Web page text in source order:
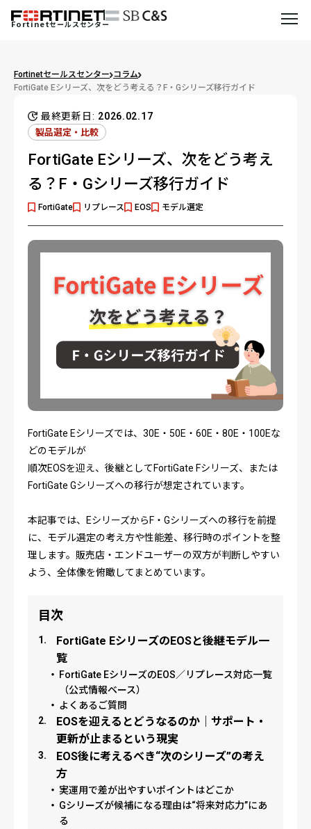
Fortinetセールスセンター
Fortinetセールスセンター コラム
FortiGate Eシリーズ、次をどう考える？F・Gシリーズ移行ガイド
最終更新日: 2026.02.17
製品選定・比較
FortiGate Eシリーズ、次をどう考え
る？F・Gシリーズ移行ガイド
FortiGate リプレース EOS モデル選定
FortiGate Eシリーズでは、30E・50E・60E・80E・100Eな
どのモデルが
順次EOSを迎え、後継としてFortiGate Fシリーズ、または
FortiGate Gシリーズへの移行が想定されています。
本記事では、EシリーズからF・Gシリーズへの移行を前提
に、モデル選定の考え方や性能差、移行時のポイントを整
理します。販売店・エンドユーザーの双方が判断しやすい
よう、全体像を俯瞰してまとめています。
目次
FortiGate EシリーズのEOSと後継モデル一
覧
FortiGate EシリーズのEOS／リプレース対応一覧
（公式情報ベース）
よくあるご質問
EOSを迎えるとどうなるのか｜サポート・
更新が止まるという現実
EOS後に考えるべき“次のシリーズ”の考え
方
実運用で差が出やすいポイントはどこか
Gシリーズが候補になる理由は“将来対応力”にあ
る